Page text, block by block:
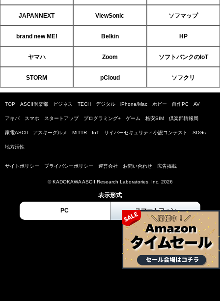
JAPANNEXT ViewSonic ソフマップ
brand new ME! Belkin HP
ヤマハ Zoom ソフトバンクのIoT
STORM pCloud ソフクリ
TOP ASCII倶楽部 ビジネス TECH デジタル iPhone/Mac ホビー 自作PC AV
アキバ スマホ スタートアップ プログラミング+ ゲーム 格安SIM 倶楽部情報局
家電ASCII アスキーグルメ MITTR IoT サイバーセキュリティ小説コンテスト SDGs
地方活性
サイトポリシー プライバシーポリシー 運営会社 お問い合わせ 広告掲載
© KADOKAWA ASCII Research Laboratories, Inc. 2026
表示形式
PC スマートフォン